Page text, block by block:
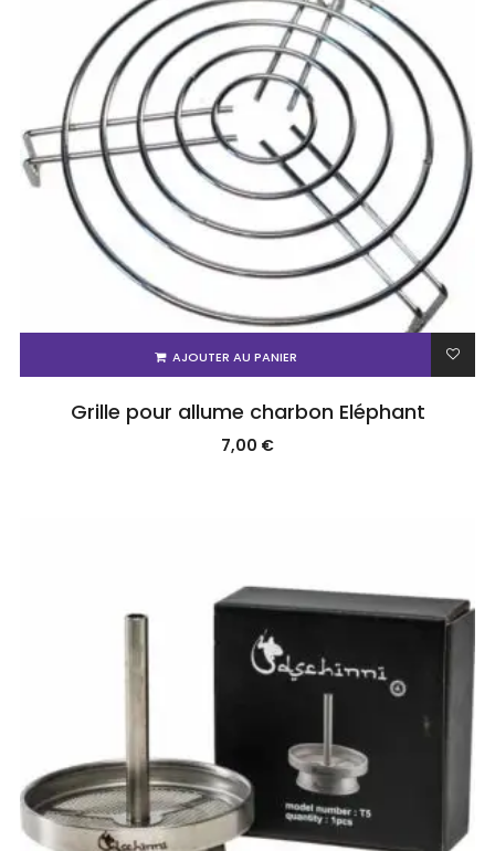
AJOUTER AU PANIER
Grille pour allume charbon Eléphant
7,00 €